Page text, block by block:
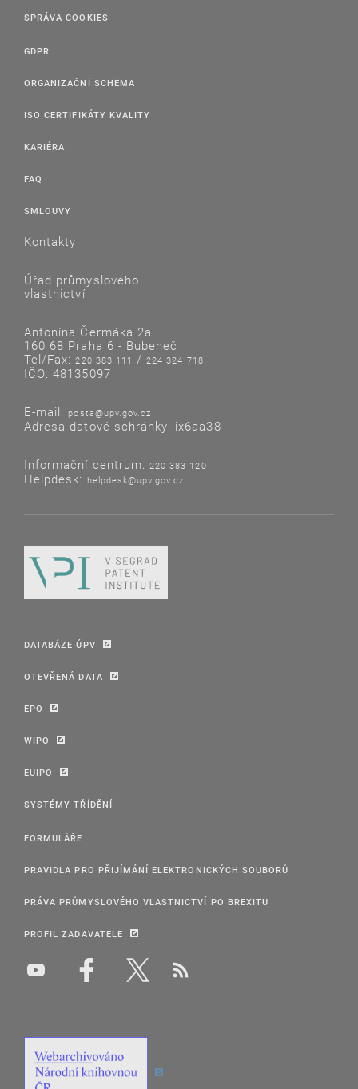
SPRÁVA COOKIES
GDPR
ORGANIZAČNÍ SCHÉMA
ISO CERTIFIKÁTY KVALITY
KARIÉRA
FAQ
SMLOUVY
Kontakty
Úřad průmyslového
vlastnictví
Antonína Čermáka 2a
160 68 Praha 6 - Bubeneč
Tel/Fax:220 383 111 /224 324 718
IČO: 48135097
E-mail: posta@upv.gov.cz
Adresa datové schránky: ix6aa38
Informační centrum: 220 383 120
Helpdesk: helpdesk@upv.gov.cz
DATABÁZE ÚPV
OTEVŘENÁ DATA
EPO
WIPO
EUIPO
SYSTÉMY TŘÍDĚNÍ
FORMULÁŘE
PRAVIDLA PRO PŘIJÍMÁNÍ ELEKTRONICKÝCH SOUBORŮ
PRÁVA PRŮMYSLOVÉHO VLASTNICTVÍ PO BREXITU
PROFIL ZADAVATELE